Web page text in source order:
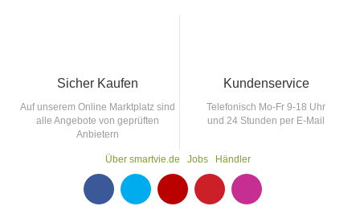
Sicher Kaufen
Auf unserem Online Marktplatz sind
alle Angebote von geprüften
Anbietern
Kundenservice
Telefonisch Mo-Fr 9-18 Uhr
und 24 Stunden per E-Mail
Über smartvie.de Jobs Händler